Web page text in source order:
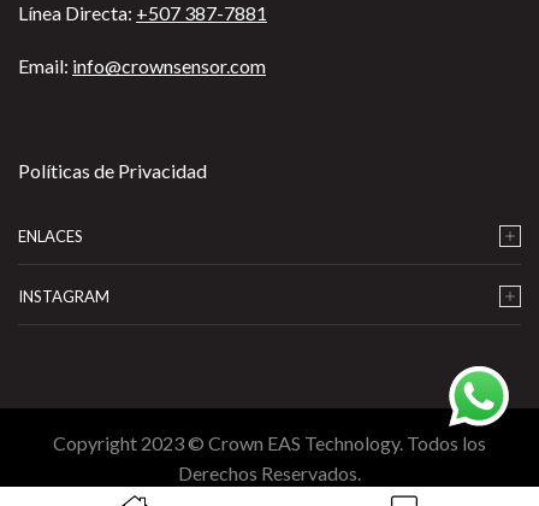
Línea Directa: +507 387-7881
Email: info@crownsensor.com
Políticas de Privacidad
ENLACES
INSTAGRAM
Copyright 2023 © Crown EAS Technology. Todos los
Derechos Reservados.